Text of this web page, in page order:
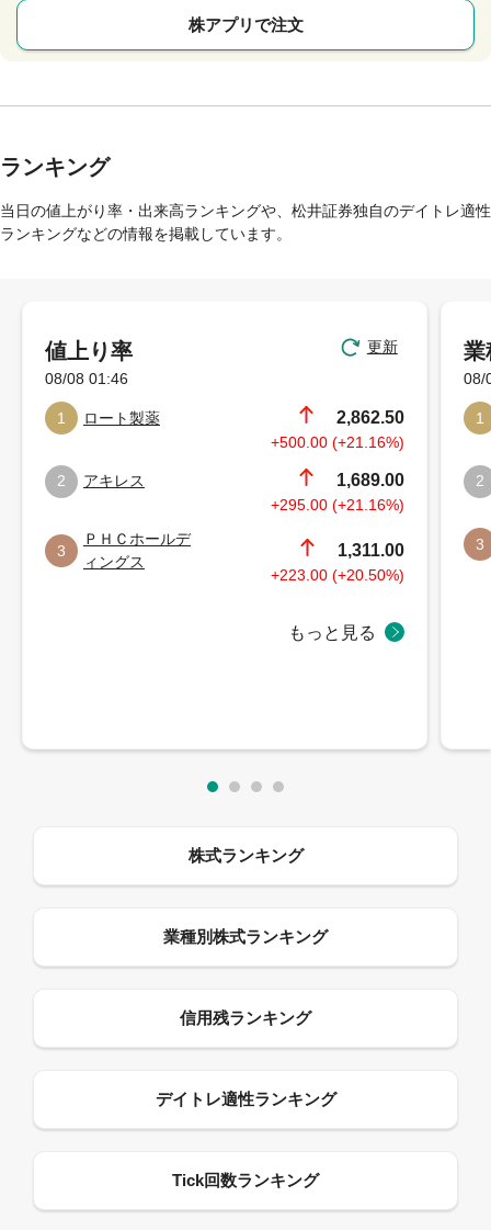
株アプリで注文
ランキング
当日の値上がり率・出来高ランキングや、松井証券独自のデイトレ適性
ランキングなどの情報を掲載しています。